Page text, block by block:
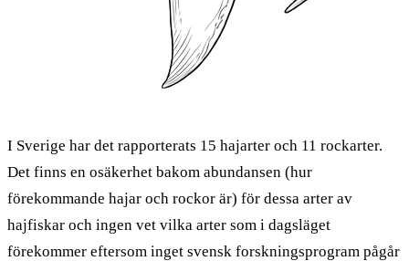
I Sverige har det rapporterats 15 hajarter och 11 rockarter.
Det finns en osäkerhet bakom abundansen (hur
förekommande hajar och rockor är) för dessa arter av
hajfiskar och ingen vet vilka arter som i dagsläget
förekommer eftersom inget svensk forskningsprogram pågår